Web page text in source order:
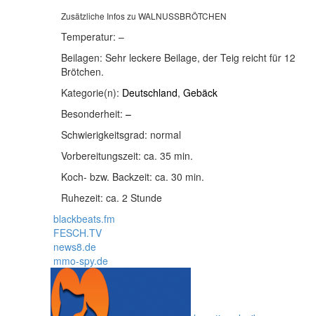
Zusätzliche Infos zu WALNUSSBRÖTCHEN
Temperatur: –
Beilagen: Sehr leckere Beilage, der Teig reicht für 12
Brötchen.
Kategorie(n): Deutschland, Gebäck
Besonderheit: –
Schwierigkeitsgrad: normal
Vorbereitungszeit: ca. 35 min.
Koch- bzw. Backzeit: ca. 30 min.
Ruhezeit: ca. 2 Stunde
blackbeats.fm
FESCH.TV
news8.de
mmo-spy.de